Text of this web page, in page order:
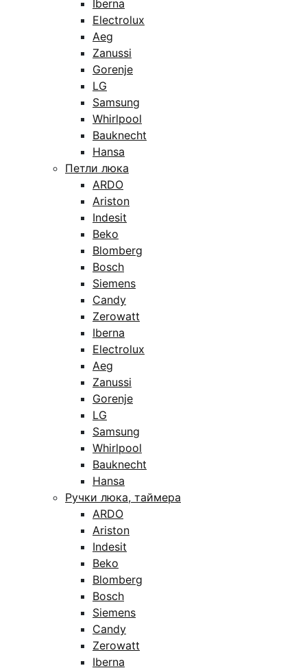
Iberna
Electrolux
Aeg
Zanussi
Gorenje
LG
Samsung
Whirlpool
Bauknecht
Hansa
Петли люка
ARDO
Ariston
Indesit
Beko
Blomberg
Bosch
Siemens
Candy
Zerowatt
Iberna
Electrolux
Aeg
Zanussi
Gorenje
LG
Samsung
Whirlpool
Bauknecht
Hansa
Ручки люка, таймера
ARDO
Ariston
Indesit
Beko
Blomberg
Bosch
Siemens
Candy
Zerowatt
Iberna